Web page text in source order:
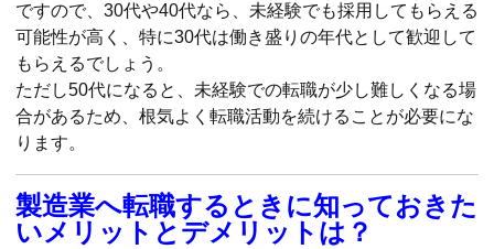
ですので、30代や40代なら、未経験でも採用してもらえる
可能性が高く、特に30代は働き盛りの年代として歓迎して
もらえるでしょう。
ただし50代になると、未経験での転職が少し難しくなる場
合があるため、根気よく転職活動を続けることが必要にな
ります。
製造業へ転職するときに知っておきた
いメリットとデメリットは？